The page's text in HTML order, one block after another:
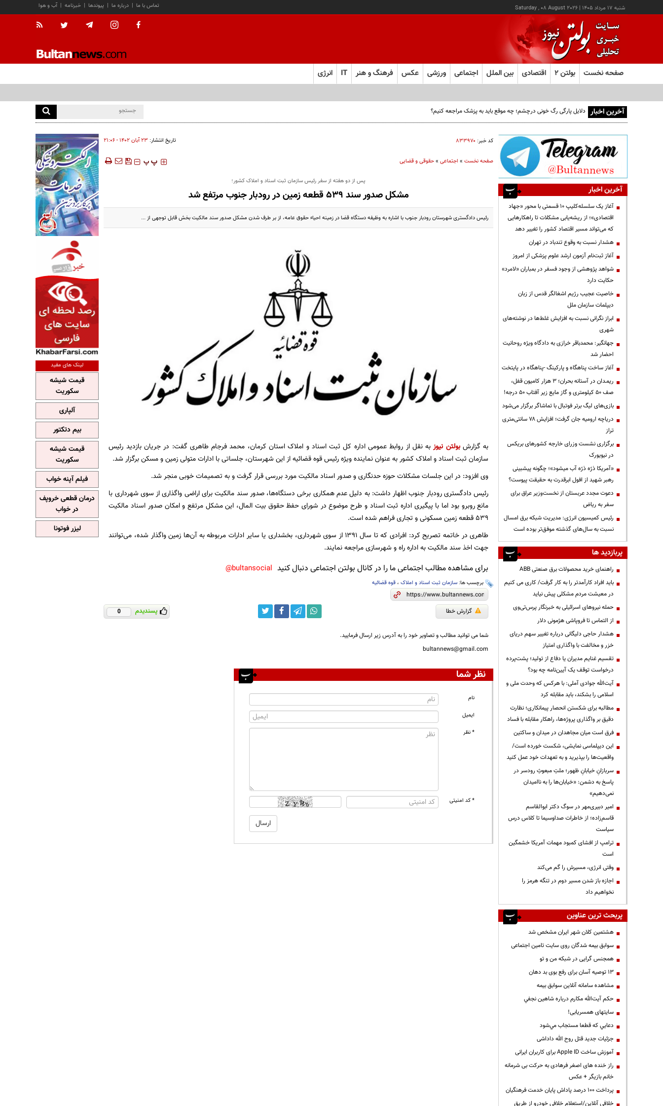
شنبه ۱۷ مرداد ۱۴۰۵ |
Saturday , 08 August 2026 آب و هوا | خبرنامه | پیوندها | درباره ما | تماس با ما
صفحه نخست بولتن ۲ اقتصادی بین الملل اجتماعی ورزشی عکس فرهنگ و هنر IT انرژی
آخرین اخبار دلایل پارگی رگ خونی درچشم؛ چه موقع باید به پزشک مراجعه کنیم؟
کد خبر: ۸۳۳۹۷۰ تاریخ انتشار: ۲۳ آبان ۱۴۰۲ - ۲۱:۰۶
صفحه نخست» اجتماعی»حقوقی و قضایی ‍‍‍ پ پ
پس از دو هفته از سفر رئیس سازمان ثبت اسناد و املاک کشور؛
مشکل صدور سند ۵۳۹ قطعه زمين در رودبار جنوب مرتفع شد
رئیس دادگستری شهرستان رودبار جنوب با اشاره به وظیفه دستگاه قضا در زمینه احیاء حقوق عامه، از بر طرف شدن مشکل صدور سند مالکیت بخش قابل توجهی از ...
به گزارشبولتن نیوزبه نقل از روابط عمومی اداره کل ثبت اسناد و املاک استان کرمان، محمد فرجام طاهری گفت: در جریان بازدید رئیس
سازمان ثبت اسناد و املاک کشور به عنوان نماینده ویژه رئیس قوه قضائیه از این شهرستان، جلساتی با ادارات متولی زمین و مسکن برگزار شد.
وی افزود: در این جلسات مشکلات حوزه حدنگاری و صدور اسناد مالکیت مورد بررسی قرار گرفت و به تصمیمات خوبی منجر شد.
رئیس دادگستری رودبار جنوب اظهار داشت: به دلیل عدم همکاری برخی دستگاه‌ها، صدور سند مالکیت برای اراضی واگذاری از سوی شهرداری با
مانع روبرو بود اما با پیگیری اداره ثبت اسناد و طرح موضوع در شورای حفظ حقوق بیت المال، این مشکل مرتفع و امکان صدور اسناد مالکیت
۵۳۹ قطعه زمين مسکونی و تجاری فراهم شده است.
طاهری در خاتمه تصریح کرد: افرادی که تا سال ۱۳۹۱ از سوی شهرداری، بخشداری یا سایر ادارات مربوطه به آن‌ها زمین واگذار شده، می‌توانند
جهت اخذ سند مالکیت به اداره راه و شهرسازی مراجعه نمایند.
برای مشاهده مطالب اجتماعی ما را در کانال بولتن اجتماعی دنبال کنید bultansocial@
برچسب ها: سازمان ثبت اسناد و املاک، قوه قضائیه
گزارش خطا پسندیدم 0
شما می توانید مطالب و تصاویر خود را به آدرس زیر ارسال فرمایید.
bultannews@gmail.com
نظر شما
نام
ایمیل
* نظر
* کد امنیتی
آخرین اخبار
آغاز یک سلسله‌کلیپ ۱۰ قسمتی با محور «جهاد
اقتصادی»؛ از ریشه‌یابی مشکلات تا راهکارهایی
که می‌تواند مسیر اقتصاد کشور را تغییر دهد
هشدار نسبت به وقوع تندباد در تهران
آغاز ثبت‌نام آزمون ارشد علوم پزشکی از امروز
شواهد پژوهشی از وجود فسفر در بمباران «لامرد»
حکایت دارد
خاصیت عجیب رژیم اشغالگر قدس از زبان
دیپلمات سازمان ملل
ابراز نگرانی نسبت به افزایش غلط‌ها در نوشته‌های
شهری
جهانگیر: محمدباقر خرازی به دادگاه ویژه روحانیت
احضار شد
آغاز ساخت پناهگاه و پارکینگ -پناهگاه در پایتخت
ریمـدان در آستانه بحران؛ ۳ هزار کامیون قفل،
صف ۵۰ کیلومتری و گاز مایع زیر آفتاب ۵۰ درجه!
بازی‌های لیگ برتر فوتبال با تماشاگر برگزار می‌شود
دریاچه ارومیه جان گرفت؛ افزایش ۷۸ سانتی‌متری
تراز
برگزاری نشست وزرای خارجه کشورهای بریکس
در نیویورک
«آمریکا ذرّه ذرّه آب میشود»؛ چگونه پیشبینی
رهبر شهید از افول ابرقدرت به حقیقت پیوست؟
دعوت مجدد عربستان از نخست‌وزیر عراق برای
سفر به ریاض
رئیس کمیسیون انرژی: مدیریت شبکه برق امسال
نسبت به سال‌های گذشته موفق‌تر بوده است
پربازدید ها
راهنمای خرید محصولات برق صنعتی ABB
باید افراد کارآمدتر را به کار گرفت/ کاری می کنیم
در معیشت مردم مشکلی پیش نیاید
حمله نیروهای اسرائیلی به خبرنگار پرس‌تی‌وی
از التماس تا فروپاشی هژمونی دلار
هشدار حاجی دلیگانی درباره تغییر سهم دریای
خزر و مخالفت با واگذاری امتیاز
تقسیم غنایم مدیران یا دفاع از تولید؛ پشت‌پرده
درخواست توقف یک آیین‌نامه چه بود؟
آیت‌الله جوادی آملی: با هرکس که وحدت ملی و
اسلامی را بشکند، باید مقابله کرد
مطالبه برای شکستن انحصار پیمانکاری؛ نظارت
دقیق بر واگذاری پروژه‌ها، راهکار مقابله با فساد
فرق است میان مجاهدان در میدان و ساکتین
این دیپلماسی نمایشی، شکست خورده است/
واقعیت‌ها را بپذیرید و به تعهدات خود عمل کنید
سربازانِ خیابانِ ظهور؛ ملتِ مبعوثِ رودسر در
پاسخ به دشمن: «خیابان‌ها را به ناامیدان
نمی‌دهیم»
امیر دبیری‌مهر در سوگ دکتر ابوالقاسم
قاسم‌زاده؛ از خاطرات صداوسیما تا کلاس درس
سیاست
ترامپ از افشای کمبود مهمات آمریکا خشمگین
است
وقتی انرژی، مسیرش را گم می‌کند
اجازه باز شدن مسیر دوم در تنگه هرمز را
نخواهیم داد
پربحث ترین عناوین
هشتمین کلان شهر ایران مشخص شد
سوابق بیمه شدگان روی سایت تامین اجتماعی
همجنس گرایی در شبکه من و تو
13 توصیه آسان برای رفع بوی بد دهان
مشاهده سامانه آنلاين سوابق بیمه
حكم آيت‌الله مكارم درباره شاهين نجفي
سایتهای همسریابی!
دعايي كه قطعا مستجاب مي‌شود
جزئیات جدید قتل روح الله داداشی
آموزش ساخت Apple ID برای کاربران ایرانی
راز خنده های اصغر فرهادی به حرکت بی شرمانه
خانم بازیگر + عکس
پرداخت ۱۰۰ درصد پاداش پایان خدمت فرهنگیان
خلافی آنلاین/استعلام خلافی خودرو از طریق
لینک های مفید
قیمت شیشه
سکوریت
آلپاری
بیم دتکتور
قیمت شیشه
سکوریت
فیلم آپنه خواب
درمان قطعی خروپف
در خواب
لیزر فوتونا